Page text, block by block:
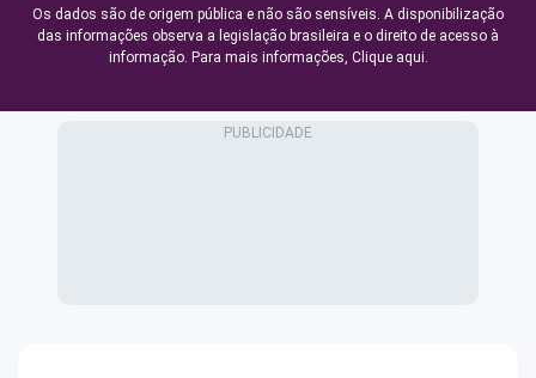
Os dados são de origem pública e não são sensíveis. A disponibilização
das informações observa a legislação brasileira e o direito de acesso à
informação. Para mais informações, Clique aqui.